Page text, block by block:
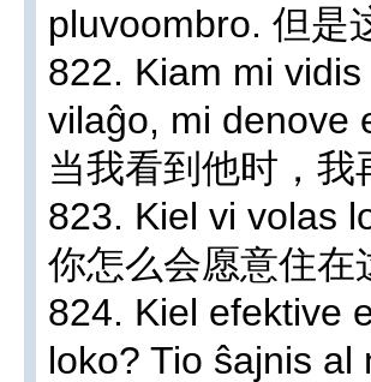
pluvoombro. 但是
822. Kiam mi
vilaĝo, mi denove
当我看到他时，
823. Kiel vi volas
你怎么会愿意住在
824. Kiel efektive
loko? Tio ŝajnis al